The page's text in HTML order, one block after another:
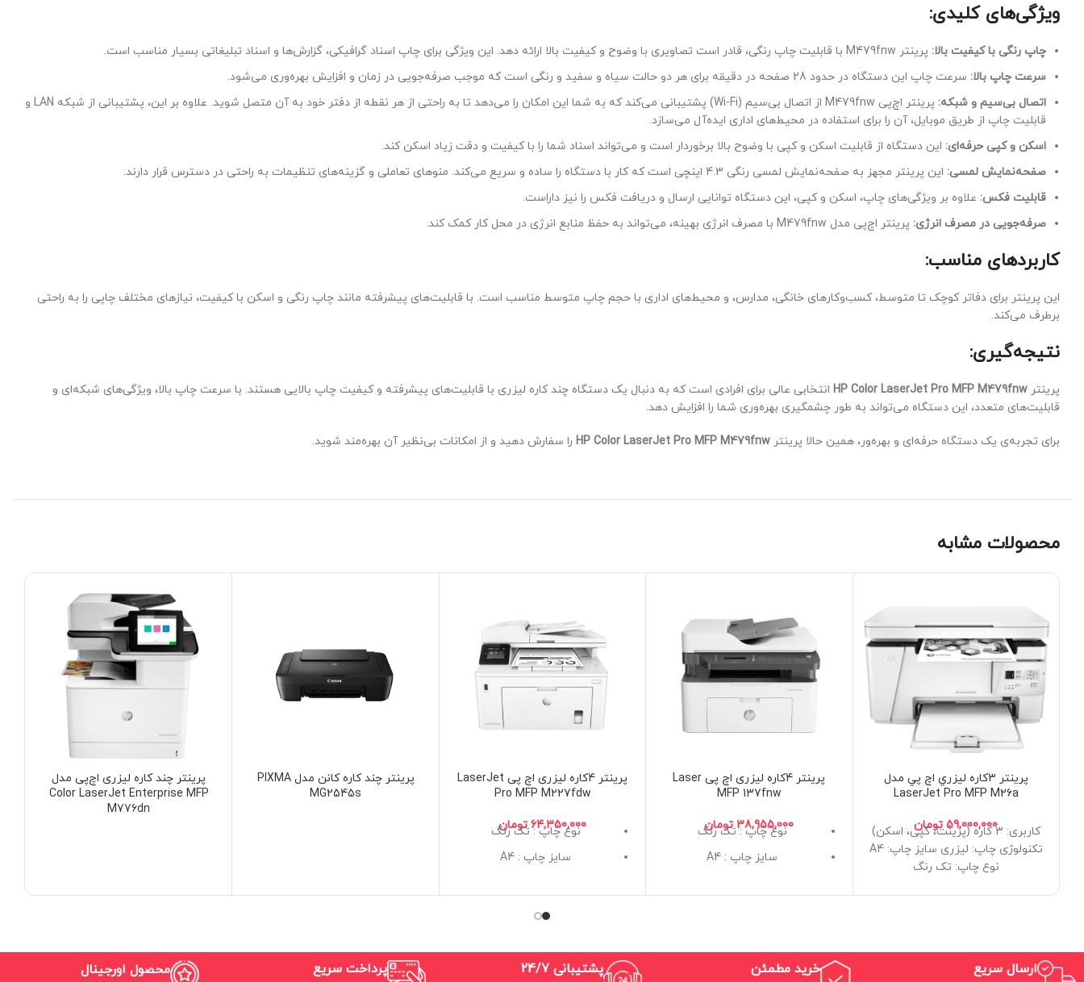
ویژگی‌های کلیدی:
چاپ رنگی با کیفیت بالا: پرینتر M479fnw با قابلیت چاپ رنگی، قادر است تصاویری با وضوح و کیفیت بالا ارائه دهد. این ویژگی برای چاپ اسناد گرافیکی، گزارش‌ها و اسناد تبلیغاتی بسیار مناسب است.
سرعت چاپ بالا: سرعت چاپ این دستگاه در حدود 28 صفحه در دقیقه برای هر دو حالت سیاه و سفید و رنگی است که موجب صرفه‌جویی در زمان و افزایش بهره‌وری می‌شود.
اتصال بی‌سیم و شبکه:
پرینتر اچ‌پی M479fnw از اتصال بی‌سیم (Wi-Fi) پشتیبانی می‌کند که به شما این امکان را می‌دهد تا به راحتی از هر نقطه از دفتر خود به آن متصل شوید. علاوه بر این، پشتیبانی از شبکه LAN و
قابلیت چاپ از طریق موبایل، آن را برای استفاده در محیط‌های اداری ایده‌آل می‌سازد.
اسکن و کپی حرفه‌ای: این دستگاه از قابلیت اسکن و کپی با وضوح بالا برخوردار است و می‌تواند اسناد شما را با کیفیت و دقت زیاد اسکن کند.
صفحه‌نمایش لمسی: این پرینتر مجهز به صفحه‌نمایش لمسی رنگی 4.3 اینچی است که کار با دستگاه را ساده و سریع می‌کند. منوهای تعاملی و گزینه‌های تنظیمات به راحتی در دسترس قرار دارند.
قابلیت فکس: علاوه بر ویژگی‌های چاپ، اسکن و کپی، این دستگاه توانایی ارسال و دریافت فکس را نیز داراست.
صرفه‌جویی در مصرف انرژی: پرینتر اچ‌پی مدل M479fnw با مصرف انرژی بهینه، می‌تواند به حفظ منابع انرژی در محل کار کمک کند.
کاربردهای مناسب:
این پرینتر برای دفاتر کوچک تا متوسط، کسب‌وکارهای خانگی، مدارس، و محیط‌های اداری با حجم چاپ متوسط مناسب است. با قابلیت‌های پیشرفته مانند چاپ رنگی و اسکن با کیفیت، نیازهای مختلف چاپی را به راحتی
برطرف می‌کند.
نتیجه‌گیری:
پرینتر HP Color LaserJet Pro MFP M479fnw انتخابی عالی برای افرادی است که به دنبال یک دستگاه چند کاره لیزری با قابلیت‌های پیشرفته و کیفیت چاپ بالایی هستند. با سرعت چاپ بالا، ویژگی‌های شبکه‌ای و
قابلیت‌های متعدد، این دستگاه می‌تواند به طور چشمگیری بهره‌وری شما را افزایش دهد.
برای تجربه‌ی یک دستگاه حرفه‌ای و بهره‌ور، همین حالا پرینتر HP Color LaserJet Pro MFP M479fnw را سفارش دهید و از امکانات بی‌نظیر آن بهره‌مند شوید.
محصولات مشابه
پرينتر 3کاره ليزري اچ پي مدل
LaserJet Pro MFP M26a
تومان
کاربری: 3 کاره (پرینت، کپی، اسکن)
تکنولوژی چاپ: لیزری سایز چاپ: A4
نوع چاپ: تک رنگ
پرینتر 4کاره لیزری اچ پی Laser
MFP 137fnw
تومان
نوع چاپ : تک رنگ
سایز چاپ : A4
پرینتر 4کاره لیزری اچ پی LaserJet
Pro MFP M227fdw
تومان
نوع چاپ : تک رنگ
سایز چاپ : A4
کاربری : 4 کاره (پرینت، اسکن،
پرینتر چند کاره کانن مدل PIXMA
MG2545s
پرینتر چند کاره لیزری اچ‌پی مدل
Color LaserJet Enterprise MFP
M776dn
ارسال سریع خرید مطمئن پشتیبانی 24/7 پرداخت سریع محصول اورجینال